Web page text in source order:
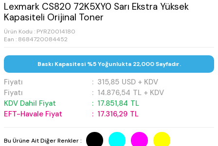
Lexmark CS820 72K5XY0 Sarı Ekstra Yüksek
Kapasiteli Orijinal Toner
Ürün Kodu : PYRZ0014180
Ean : 8684720084452
Baskı Kapasitesi %5 Yoğunlukta 22,000 Sayfadır.
Fiyatı : 315,85 USD + KDV
Fiyatı
: 14.876,54 TL + KDV
KDV Dahil Fiyat
: 17.851,84 TL
EFT-Havale Fiyat
: 17.316,29 TL
Bu Ürüne Ait Diğer Renkler :